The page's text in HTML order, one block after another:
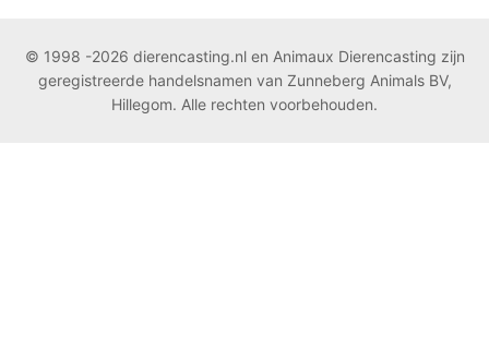
© 1998 -2026 dierencasting.nl en Animaux Dierencasting zijn
geregistreerde handelsnamen van Zunneberg Animals BV,
Hillegom. Alle rechten voorbehouden.